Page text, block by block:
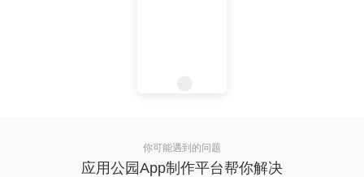
你可能遇到的问题
应用公园App制作平台帮你解决